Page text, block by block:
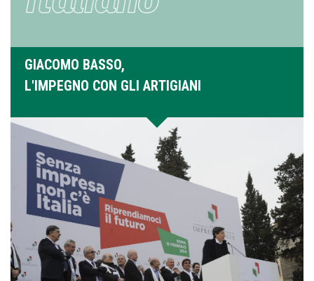
GIACOMO BASSO,
L'IMPEGNO CON GLI ARTIGIANI